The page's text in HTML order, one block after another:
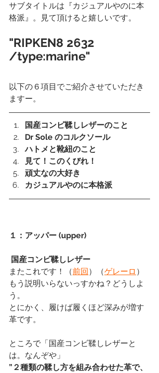
サブタイトルは『カジュアルやのに本
格派』。見て頂けると嬉しいです。
"RIPKEN8 2632
/type:marine"
以下の６項目でご紹介させていただき
ますー。
国産コンビ鞣しレザーのこと
Dr Sole のコルクソール
ハトメと靴紐のこと
見て！このくびれ！
頑丈なの大好き
カジュアルやのに本格派
１：アッパー (upper)
国産コンビ鞣しレザー
またこれです！（前回 ）（ゲレーロ ）
もう説明いらないっすかね？どうしよ
う。
とにかく、履けば履くほど深みが増す
革です。
ところで「国産コンビ鞣しレザーと
は。なんぞや」
” ２種類の鞣し方を組み合わせた革で、